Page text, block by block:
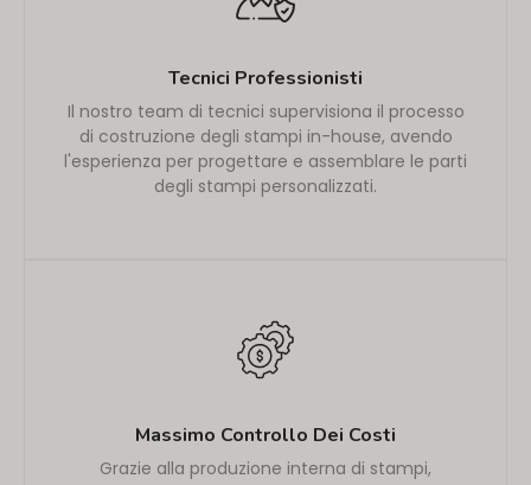
Tecnici Professionisti
Il nostro team di tecnici supervisiona il processo
di costruzione degli stampi in-house, avendo
l'esperienza per progettare e assemblare le parti
degli stampi personalizzati.
Massimo Controllo Dei Costi
Grazie alla produzione interna di stampi,